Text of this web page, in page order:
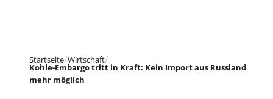
Startseite Wirtschaft
Kohle-Embargo tritt in Kraft: Kein Import aus Russland
mehr möglich